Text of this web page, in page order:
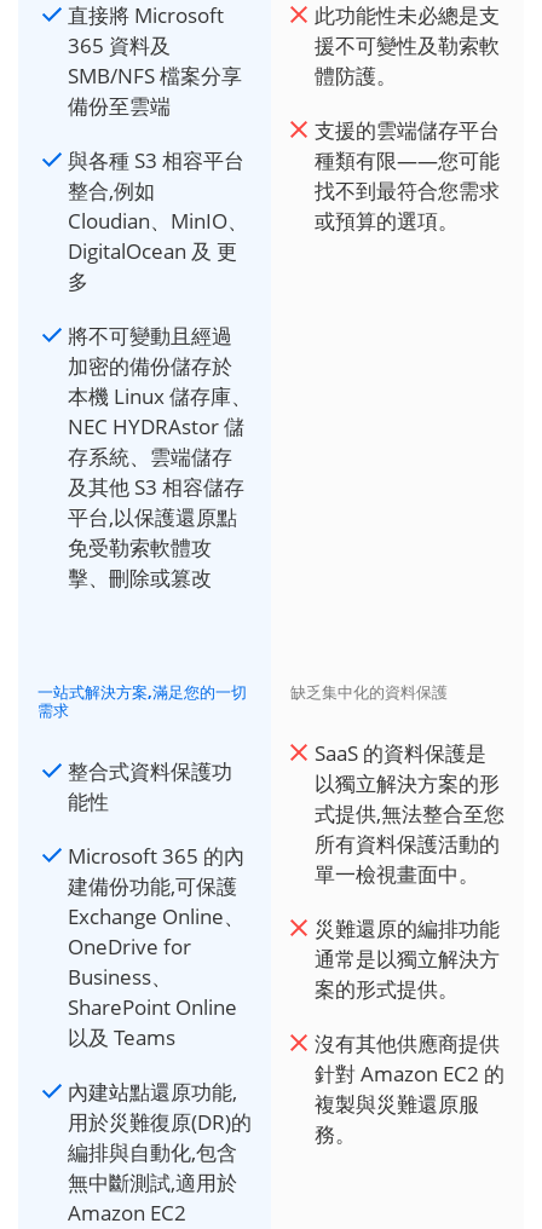
直接將 Microsoft
365 資料及
SMB/NFS 檔案分享
備份至雲端
與各種 S3 相容平台
整合,例如
Cloudian、MinIO、
DigitalOcean 及 更
多
將不可變動且經過
加密的備份儲存於
本機 Linux 儲存庫、
NEC HYDRAstor 儲
存系統、雲端儲存
及其他 S3 相容儲存
平台,以保護還原點
免受勒索軟體攻
擊、刪除或篡改
此功能性未必總是支
援不可變性及勒索軟
體防護。
支援的雲端儲存平台
種類有限——您可能
找不到最符合您需求
或預算的選項。
一站式解決方案,滿足您的一切
需求
整合式資料保護功
能性
Microsoft 365 的內
建備份功能,可保護
Exchange Online、
OneDrive for
Business、
SharePoint Online
以及 Teams
內建站點還原功能,
用於災難復原(DR)的
編排與自動化,包含
無中斷測試,適用於
Amazon EC2
缺乏集中化的資料保護
SaaS 的資料保護是
以獨立解決方案的形
式提供,無法整合至您
所有資料保護活動的
單一檢視畫面中。
災難還原的編排功能
通常是以獨立解決方
案的形式提供。
沒有其他供應商提供
針對 Amazon EC2 的
複製與災難還原服
務。